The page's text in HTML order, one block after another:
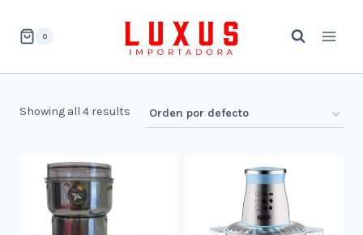
0
Showing all 4 results